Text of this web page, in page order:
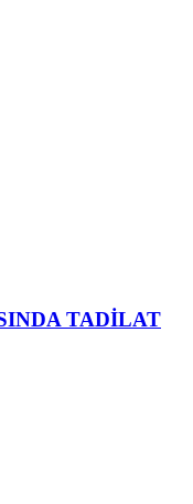
TADİLAT